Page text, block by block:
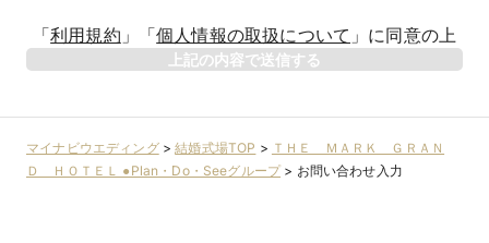
「利用規約 」 「個人情報の取扱について 」 に同意の上
上記の内容で送信する
マイナビウエディング>結婚式場TOP > ＴＨＥ ＭＡＲＫ ＧＲＡＮ
Ｄ ＨＯＴＥＬ ●Plan・Do・Seeグループ> お問い合わせ入力